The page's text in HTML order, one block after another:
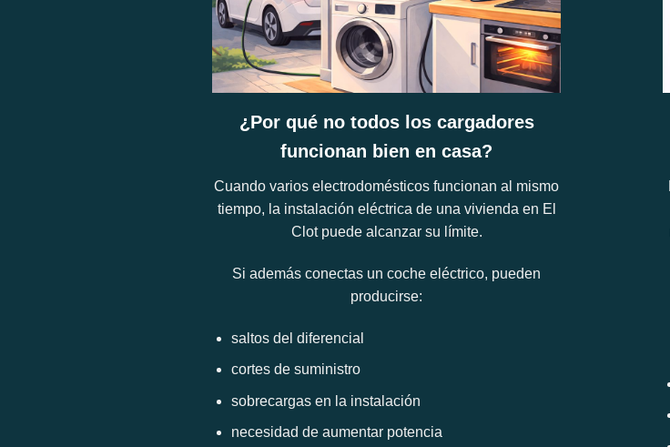
¿Por qué no todos los cargadores
funcionan bien en casa?
Cuando varios electrodomésticos funcionan al mismo
tiempo, la instalación eléctrica de una vivienda en El
Clot puede alcanzar su límite.
Si además conectas un coche eléctrico, pueden
producirse:
saltos del diferencial
cortes de suministro
sobrecargas en la instalación
necesidad de aumentar potencia